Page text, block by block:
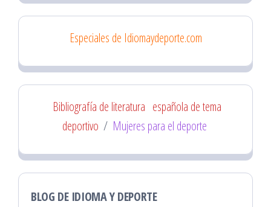
Especiales de Idiomaydeporte.com
Bibliografía de literatura española de tema
deportivo / Mujeres para el deporte
BLOG DE IDIOMA Y DEPORTE